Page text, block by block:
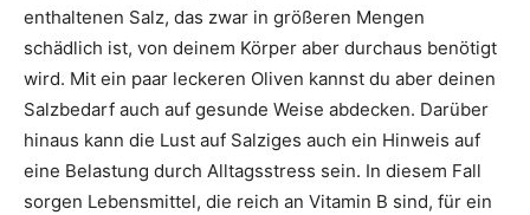
enthaltenen Salz, das zwar in größeren Mengen
schädlich ist, von deinem Körper aber durchaus benötigt
wird. Mit ein paar leckeren Oliven kannst du aber deinen
Salzbedarf auch auf gesunde Weise abdecken. Darüber
hinaus kann die Lust auf Salziges auch ein Hinweis auf
eine Belastung durch Alltagsstress sein. In diesem Fall
sorgen Lebensmittel, die reich an Vitamin B sind, für ein